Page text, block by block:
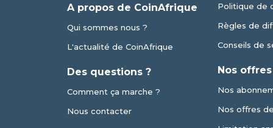
A propos de CoinAfrique
Qui sommes nous ?
L'actualité de CoinAfrique
Des questions ?
Comment ça marche ?
Nous contacter
Politique de
Règles de
Conseils de
Nos offres
Nos
Nos offres